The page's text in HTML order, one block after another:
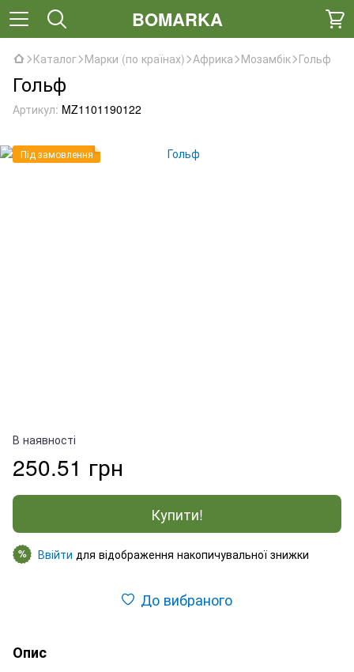
BOMARKA
Каталог Марки (по країнах) Африка Мозамбік Гольф
Гольф
Артикул: MZ1101190122
Під замовлення
В наявності
250.51 грн
Купити!
% Ввійти для відображення накопичувальної знижки
До вибраного
Опис